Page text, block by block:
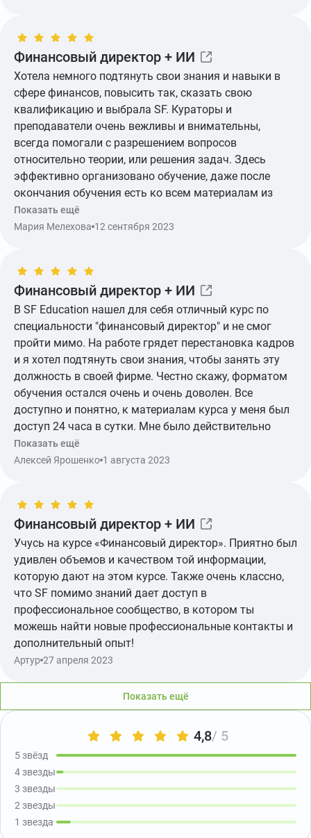
Финансовый директор + ИИ
Хотела немного подтянуть свои знания и навыки в
сфере финансов, повысить так, сказать свою
квалификацию и выбрала SF. Кураторы и
преподаватели очень вежливы и внимательны,
всегда помогали с разрешением вопросов
относительно теории, или решения задач. Здесь
эффективно организовано обучение, даже после
окончания обучения есть ко всем материалам из
курса. Мне кстати, по работе довольно много чего из
курса пригодилось, периодически ещё и заглядываю
Показать ещё
Мария Мелехова 12 сентября 2023
Финансовый директор + ИИ
В SF Education нашел для себя отличный курс по
специальности "финансовый директор" и не смог
пройти мимо. На работе грядет перестановка кадров
и я хотел подтянуть свои знания, чтобы занять эту
должность в своей фирме. Честно скажу, форматом
обучения остался очень и очень доволен. Все
доступно и понятно, к материалам курса у меня был
доступ 24 часа в сутки. Мне было действительно
интересно и полезно учиться. Должность получил.
Показать ещё
Алексей Ярошенко 1 августа 2023
Финансовый директор + ИИ
Учусь на курсе «Финансовый директор». Приятно был
удивлен объемов и качеством той информации,
которую дают на этом курсе. Также очень классно,
что SF помимо знаний дает доступ в
профессиональное сообщество, в котором ты
можешь найти новые профессиональные контакты и
дополнительный опыт!
Артур 27 апреля 2023
Показать ещё
4,8/ 5
5 звёзд
4 звезды
3 звезды
2 звезды
1 звезда